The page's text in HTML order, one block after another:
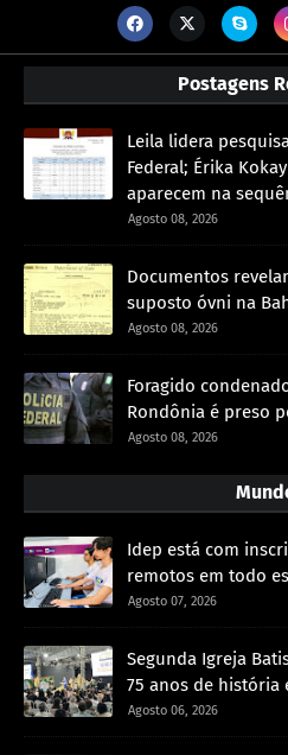
Postagens
Leila lidera
Federal; Érika
aparecem na
Agosto 08, 2026
Documentos
suposto óvni na
Agosto 08, 2026
Foragido
Rondônia é preso
Agosto 08, 2026
Idep está com
remotos em todo
Agosto 07, 2026
Segunda Igreja
75 anos de história
Agosto 06, 2026